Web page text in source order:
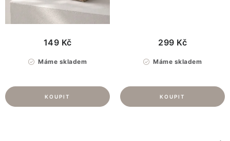
Máme skladem
149 Kč
Máme skladem
299 Kč